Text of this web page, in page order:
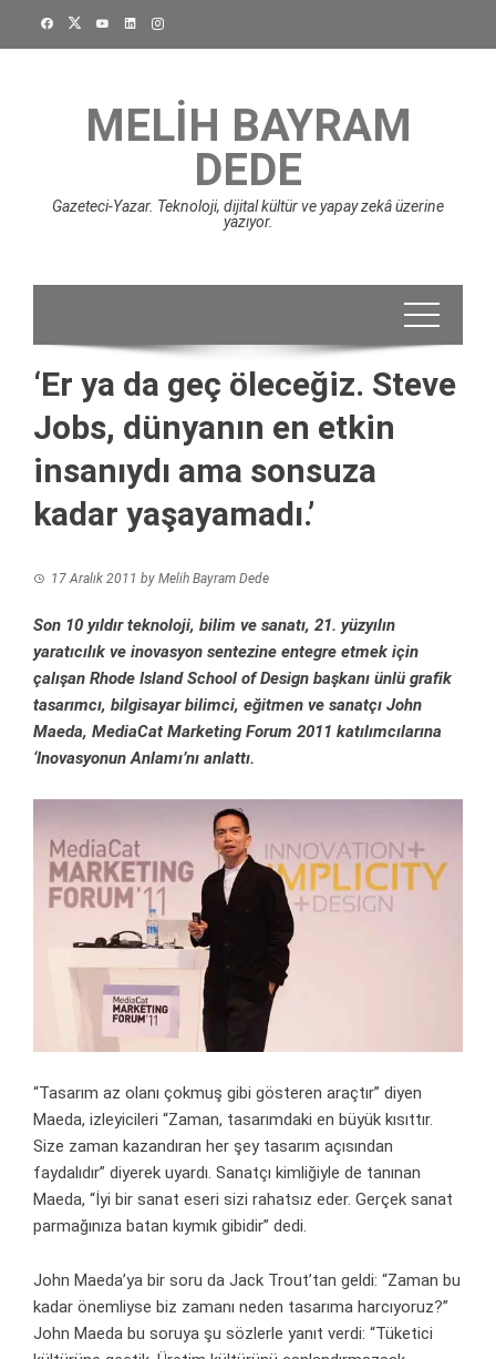
MELIH BAYRAM
DEDE
Gazeteci-Yazar. Teknoloji, dijital kültür ve yapay zekâ üzerine
yazıyor.
‘Er ya da geç öleceğiz. Steve
Jobs, dünyanın en etkin
insanıydı ama sonsuza
kadar yaşayamadı.’
17 Aralık 2011 by Melih Bayram Dede
Son 10 yıldır teknoloji, bilim ve sanatı, 21. yüzyılın
yaratıcılık ve inovasyon sentezine entegre etmek için
çalışan Rhode Island School of Design başkanı ünlü grafik
tasarımcı, bilgisayar bilimci, eğitmen ve sanatçı John
Maeda, MediaCat Marketing Forum 2011 katılımcılarına
‘Inovasyonun Anlamı’nı anlattı.
“Tasarım az olanı çokmuş gibi gösteren araçtır” diyen
Maeda, izleyicileri “Zaman, tasarımdaki en büyük kısıttır.
Size zaman kazandıran her şey tasarım açısından
faydalıdır” diyerek uyardı. Sanatçı kimliğiyle de tanınan
Maeda, “İyi bir sanat eseri sizi rahatsız eder. Gerçek sanat
parmağınıza batan kıymık gibidir” dedi.
John Maeda’ya bir soru da Jack Trout’tan geldi: “Zaman bu
kadar önemliyse biz zamanı neden tasarıma harcıyoruz?”
John Maeda bu soruya şu sözlerle yanıt verdi: “Tüketici